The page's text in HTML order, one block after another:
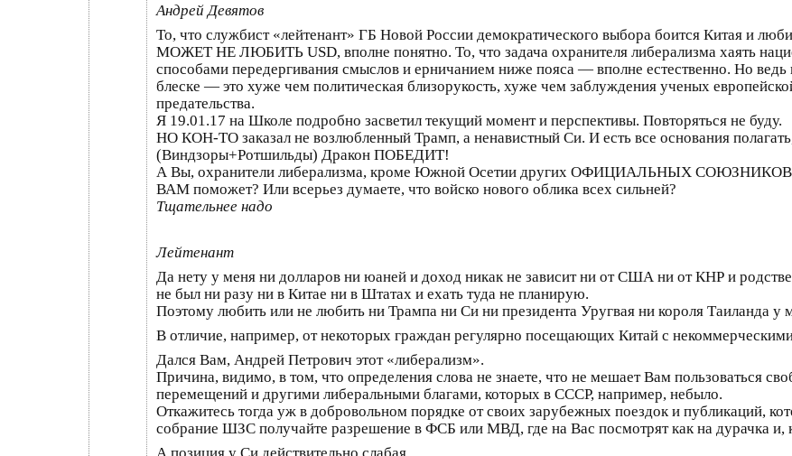
Андрей Девятов
То, что службист «лейтенант» ГБ Новой России демократического выбора боится Китая и
МОЖЕТ НЕ ЛЮБИТЬ USD, вполне понятно. То, что задача охранителя либерализма хаять
способами передергивания смыслов и ерничанием ниже пояса — вполне естественно. Но ведь
блеске — это хуже чем политическая близорукость, хуже чем заблуждения ученых
предательства.
Я 19.01.17 на Школе подробно засветил текущий момент и перспективы. Повторяться не буду.
НО КОН-ТО заказал не возлюбленный Трамп, а ненавистный Си. И есть все основания
(Виндзоры+Ротшильды) Дракон ПОБЕДИТ!
А Вы, охранители либерализма, кроме Южной Осетии других ОФИЦИАЛЬНЫХ СОЮЗНИКОВ
ВАМ поможет? Или всерьез думаете, что войско нового облика всех сильней?
Тщательнее надо
Лейтенант
Да нету у меня ни долларов ни юаней и доход никак не зависит ни от США ни от КНР и
не был ни разу ни в Китае ни в Штатах и ехать туда не планирую.
Поэтому любить или не любить ни Трампа ни Си ни президента Уругвая ни короля Таиланда у
В отличие, например, от некоторых граждан регулярно посещающих Китай с
Дался Вам, Андрей Петрович этот «либерализм».
Причина, видимо, в том, что определения слова не знаете, что не мешает Вам пользоваться
перемещений и другими либеральными благами, которых в СССР, например, небыло.
Откажитесь тогда уж в добровольном порядке от своих зарубежных поездок и публикаций,
собрание ШЗС получайте разрешение в ФСБ или МВД, где на Вас посмотрят как на дурачка и,
А позиция у Си действительно слабая.